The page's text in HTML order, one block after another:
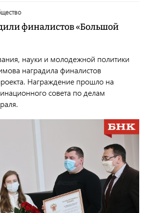
финалистов «Большой
науки и молодежной политики
наградила финалистов
Награждение прошло на
совета по делам